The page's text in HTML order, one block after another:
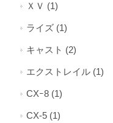
ＸＶ (1)
ライズ (1)
キャスト (2)
エクストレイル (1)
CXｰ8 (1)
CX-5 (1)